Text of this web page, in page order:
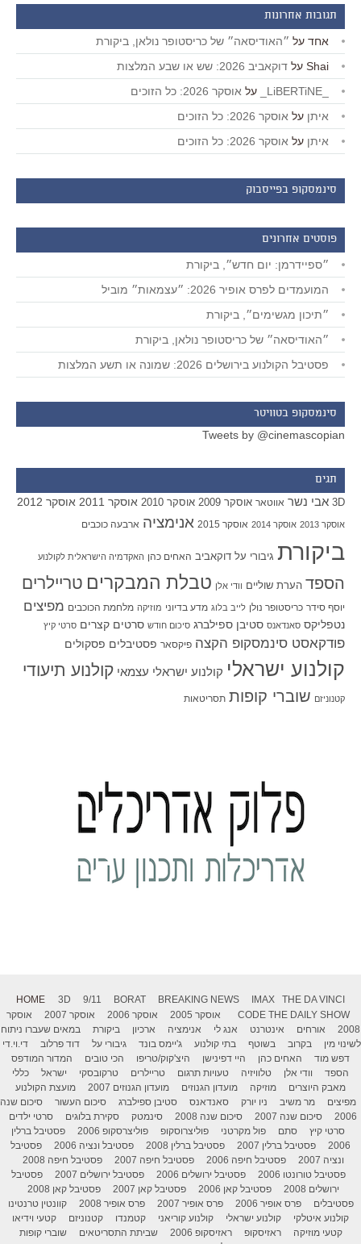
תגובות אחרונות
אחד על ״האודיסאה״ של כריסטופר נולאן, ביקורת
Shai על דוקאביב 2026: שש או שבע המלצות
על אוסקר 2026: כל הזוכים
איתן על אוסקר 2026: כל הזוכים
איתן על אוסקר 2026: כל הזוכים
סינמסקופ בפייסבוק
פוסטים אחרונים
״ספיידרמן: יום חדש״, ביקורת
המועמדים לפרס אופיר 2026: ״עצמאות״ מוביל
״תיכון מגשימים״, ביקורת
״האודיסאה״ של כריסטופר נולאן, ביקורת
פסטיבל הקולנוע בירושלים 2026: שמונה או תשע המלצות
סינמסקופ בטוויטר
Tweets by @cinemascopian
תגים
3D אבי נשר אווטאר אוסקר 2009 אוסקר 2010 אוסקר 2011 אוסקר 2012
אוסקר 2013 אוסקר 2014 אוסקר 2015 אנימציה ארבעה כוכבים
ביקורת גיבורי על דוקאביב האחים כהן האקדמיה הישראלית לקולנוע
הספד הערת שוליים וודי אלן טבלת המבקרים טריילרים
יוסף סידר כריסטופר נולן לייב בלוג מדע בדיוני מוזיקה מלחמת הכוכבים מפיצים
נטפליקס סאנדאנס סטיבן ספילברג סיכום חודש סרטים קצרים סרטי קיץ
פודקאסט סינמסקופ הקצה פיקסאר פסטיבלים פסקולים
קולנוע ישראלי קולנוע ישראלי עצמאי קולנוע תיעודי
קטנוניזם שוברי קופות תסריטאות
HOME 3D 9/11 BORAT BREAKING NEWS IMAX
THE DA VINCI
CODE THE DAILY SHOW אוסקר 2005 אוסקר 2006 אוסקר 2007
אוסקר
2008
אורחים אינטרנט אנג לי אנימציה ארכיון ביקורת
במאים שעברו ניתוח
לשינוי מין
בקרוב בשוטף בתי קולנוע ג'יימס בונד גיבורי על דוד פרלוב
די.וי.די
דפש מוד
האחים כהן היי דפינישן היצ'קוק/טריפו הכי טובים
המדור המודפס
הספד
וודי אלן טלוויזיה טעויות תרגום טריילרים טרקובסקי ישראל
כללי
מאבק היוצרים
מוזיקה מועדון הגנוזים מועדון הגנוזים 2007
מועצת הקולנוע
מפיצים
מר משיב ניו יורק סאנדאנס סטיבן ספילברג סיכום העשור
סיכום שנה
2006
סיכום שנה 2007 סיכום שנה 2008 סינמטק סקירת בלוגים
סרטי ילדים
סרטי קיץ
סתם פול מקרטני פוליצרוסקופ פוליצרסקופ 2006
פסטיבל ברלין
2006
פסטיבל ברלין 2007 פסטיבל ברלין 2008 פסטיבל ונציה 2006
פסטיבל
ונציה 2007
פסטיבל חיפה 2006 פסטיבל חיפה 2007
פסטיבל חיפה 2008
פסטיבל טורונטו 2006
פסטיבל ירושלים 2006 פסטיבל ירושלים 2007
פסטיבל
ירושלים 2008
פסטיבל קאן 2006 פסטיבל קאן 2007
פסטיבל קאן 2008
פסטיבלים
פרס אופיר 2006 פרס אופיר 2007 פרס אופיר 2008
קוונטין טרנטינו
קולנוע איטלקי
קולנוע ישראלי קולנוע קוריאני קטמנדו קטנוניזם
קטעי וידיאו
קטעי מוזיקה
ראזיסקופ ראזיסקופ 2006 שביתת התסריטאים
שוברי קופות